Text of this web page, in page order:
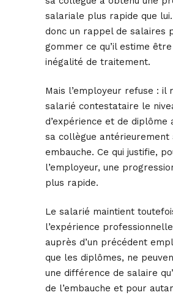
salariale plus rapide que
donc un rappel de salaires
gommer ce qu’il estime être
inégalité de traitement.
Mais l’employeur refuse : il
salarié contestataire le
d’expérience et de diplôme
sa collègue antérieurement
embauche. Ce qui justifie,
l’employeur, une
plus rapide.
Le salarié maintient
l’expérience
auprès d’un précédent
que les diplômes, ne
une différence de salaire
de l’embauche et pour